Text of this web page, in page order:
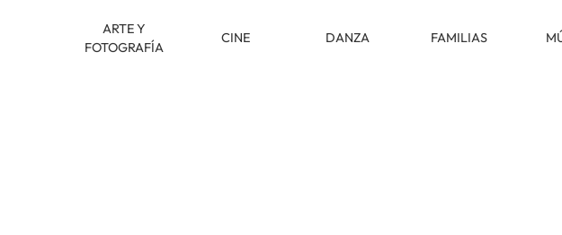
ARTE Y
FOTOGRAFÍA
CINE DANZA FAMILIAS